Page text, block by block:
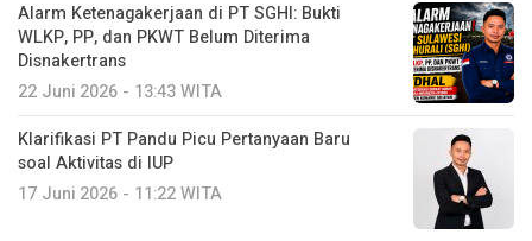
Alarm Ketenagakerjaan di PT SGHI: Bukti
WLKP, PP, dan PKWT Belum Diterima
Disnakertrans
22 Juni 2026 - 13:43 WITA
Klarifikasi PT Pandu Picu Pertanyaan Baru
soal Aktivitas di IUP
17 Juni 2026 - 11:22 WITA